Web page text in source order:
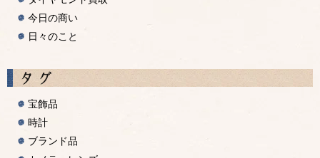
今日の商い
日々のこと
宝飾品
時計
ブランド品